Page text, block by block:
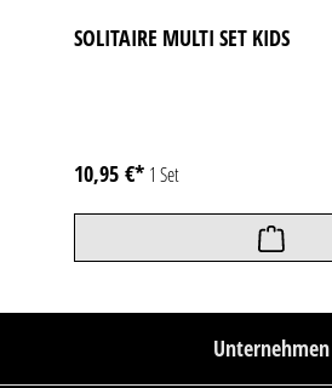
SOLITAIRE MULTI SET KIDS
10,95 €* 1 Set
Unternehmen